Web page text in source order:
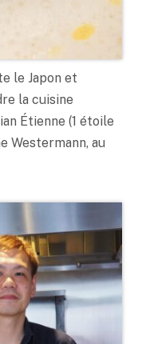
le Japon et
la cuisine
Étienne (1 étoile
Westermann, au